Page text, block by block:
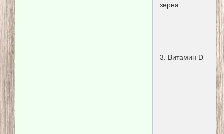
зерна.
3. Витамин D